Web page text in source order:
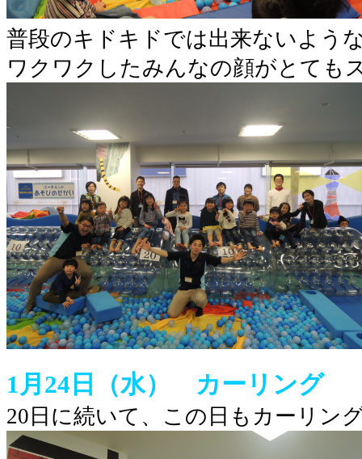
普段のキドキドでは出来ないよう
ワクワクしたみんなの顔がとても
1月24日（水） カーリング
20日に続いて、この日もカーリン